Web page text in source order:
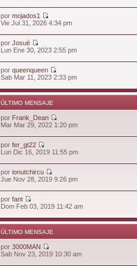
pormojados1
Vie Jul 31, 2026 4:34 pm
porJosué
Lun Ene 30, 2023 2:55 pm
porqueenqueen
Sab Mar 11, 2023 2:33 pm
ÚLTIMO MENSAJE
por Frank_Dean
Mar Mar 29, 2022 1:20 pm
porfer_gt22
Lun Dic 16, 2019 11:55 pm
porionutchircu
Jue Nov 28, 2019 9:26 pm
porfant
Dom Feb 03, 2019 11:42 am
ÚLTIMO MENSAJE
por3000MAN
Sab Nov 23, 2019 10:30 am